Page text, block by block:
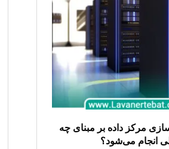
مرکز داده بر مبنای چه
انجام می‌شود؟